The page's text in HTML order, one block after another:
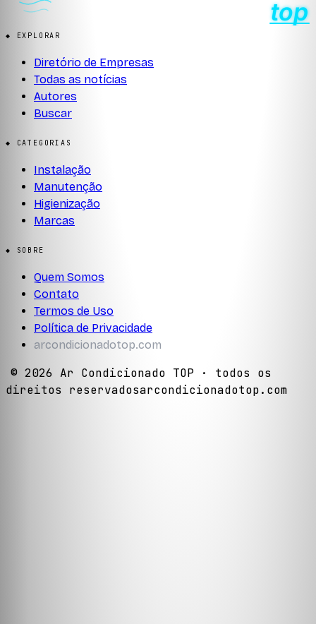
◆ EXPLORAR
Diretório de Empresas
Todas as notícias
Autores
Buscar
◆ CATEGORIAS
Instalação
Manutenção
Higienização
Marcas
◆ SOBRE
Quem Somos
Contato
Termos de Uso
Política de Privacidade
arcondicionadotop.com
© 2026 Ar Condicionado TOP · todos os
direitos reservadosarcondicionadotop.com